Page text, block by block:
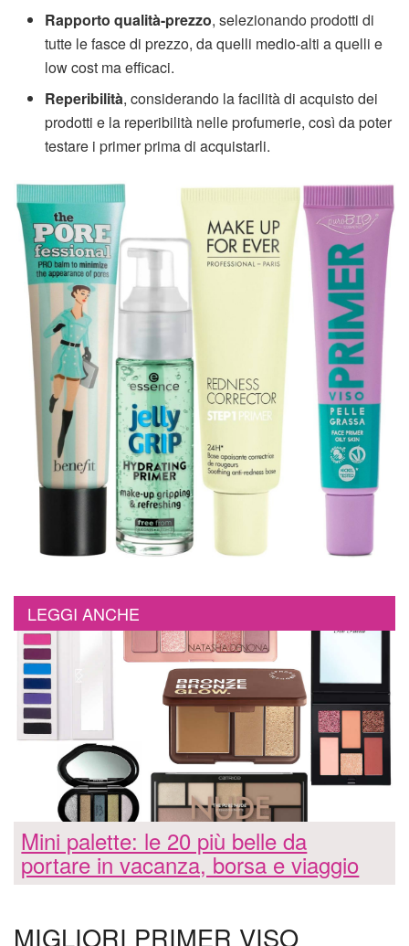
Rapporto qualità-prezzo, selezionando prodotti di
tutte le fasce di prezzo, da quelli medio-alti a quelli e
low cost ma efficaci.
Reperibilità, considerando la facilità di acquisto dei
prodotti e la reperibilità nelle profumerie, così da poter
testare i primer prima di acquistarli.
LEGGI ANCHE
Mini palette: le 20 più belle da
portare in vacanza, borsa e viaggio
MIGLIORI PRIMER VISO